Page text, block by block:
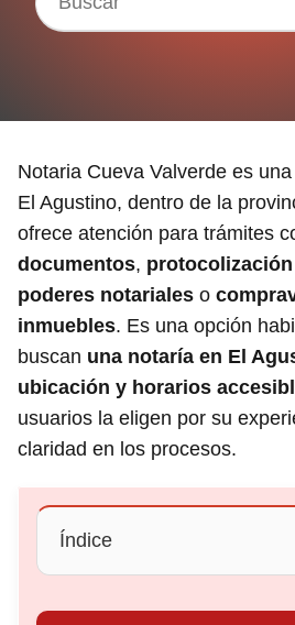
Notaria Cueva Valverde es
El Agustino, dentro de la
ofrece atención para trámites
documentos,
poderes notariales o
inmuebles. Es una opción
buscan una notaría en El
ubicación y horarios
usuarios la eligen por su
claridad en los procesos.
Índice